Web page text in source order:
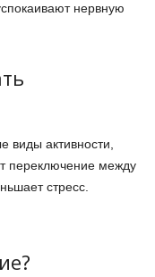
нервную
виды активности,
переключение между
стресс.